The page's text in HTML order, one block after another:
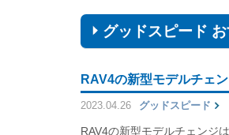
グッドスピード
RAV4の新型モデルチェ
2023.04.26 グッドスピード
RAV4の新型モデルチェンジ